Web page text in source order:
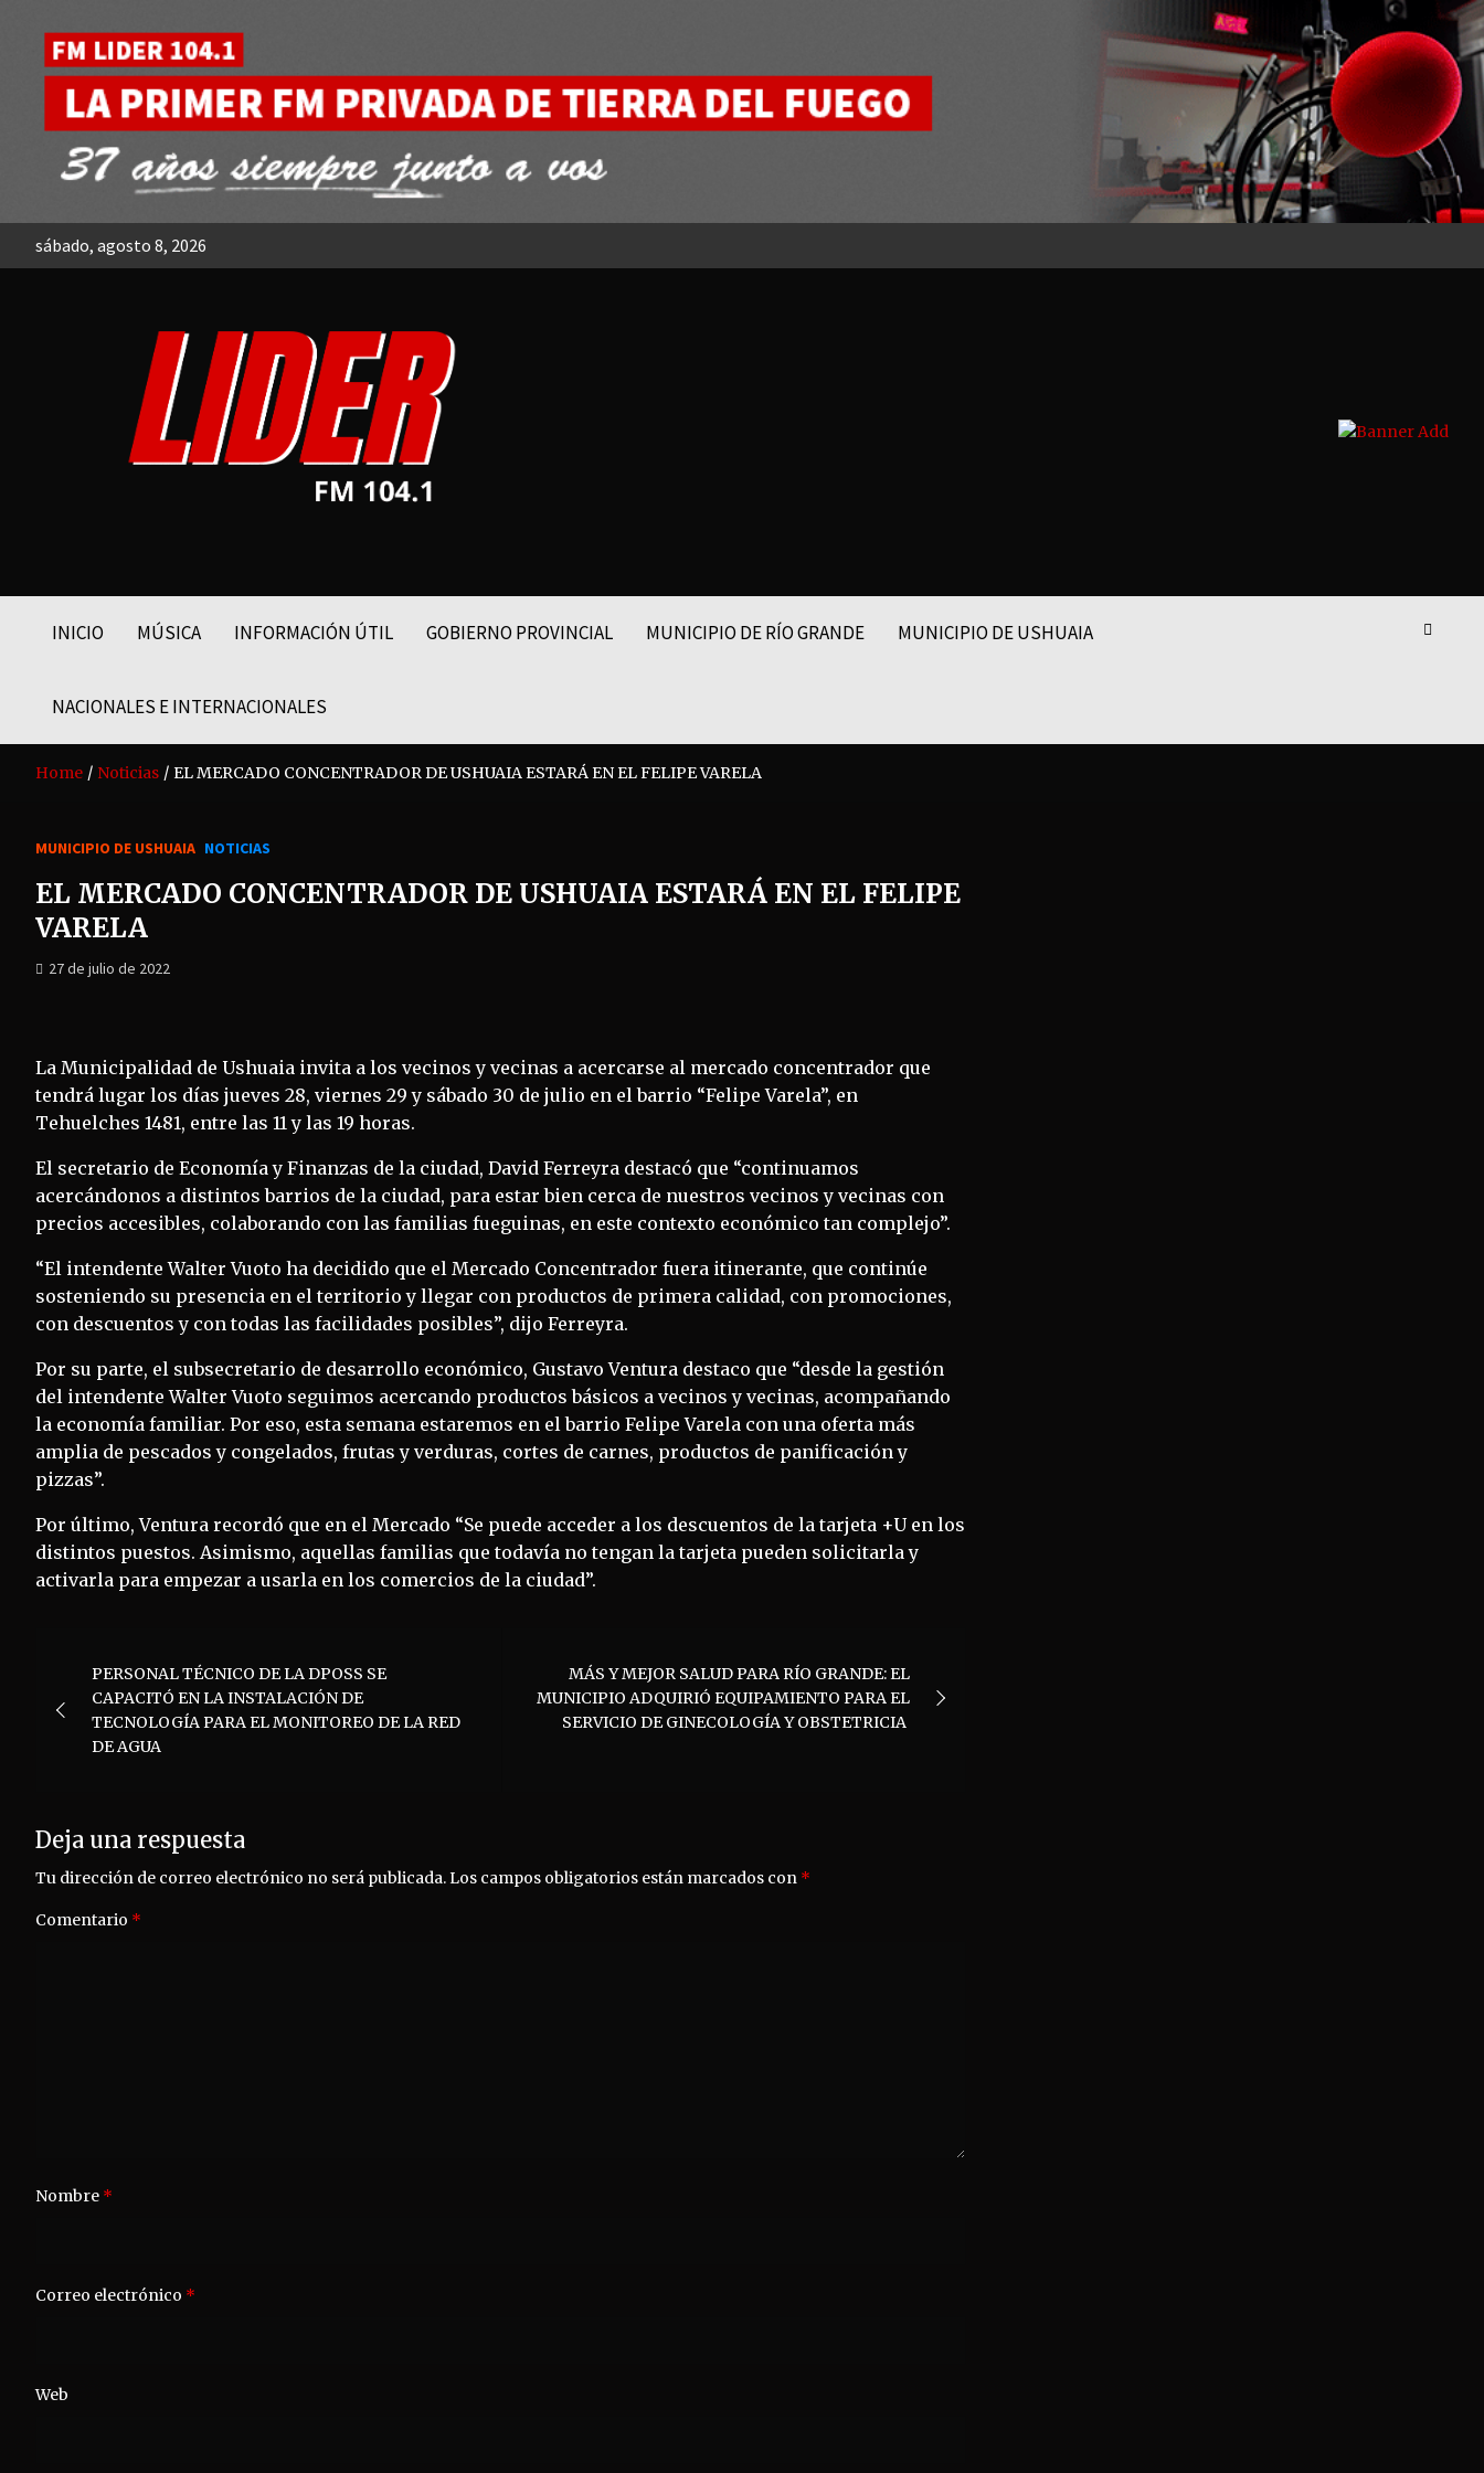
content
sábado, agosto 8, 2026
FM LIDER 104.1
INICIO MÚSICA INFORMACIÓN ÚTIL GOBIERNO PROVINCIAL MUNICIPIO DE RÍO GRANDE MUNICIPIO DE USHUAIA
NACIONALES E INTERNACIONALES
Home Noticias EL MERCADO CONCENTRADOR DE USHUAIA ESTARÁ EN EL FELIPE VARELA
MUNICIPIO DE USHUAIA NOTICIAS
EL MERCADO CONCENTRADOR DE USHUAIA ESTARÁ EN EL FELIPE
VARELA
27 de julio de 2022
La Municipalidad de Ushuaia invita a los vecinos y vecinas a acercarse al mercado concentrador que
tendrá lugar los días jueves 28, viernes 29 y sábado 30 de julio en el barrio “Felipe Varela”, en
Tehuelches 1481, entre las 11 y las 19 horas.
El secretario de Economía y Finanzas de la ciudad, David Ferreyra destacó que “continuamos
acercándonos a distintos barrios de la ciudad, para estar bien cerca de nuestros vecinos y vecinas con
precios accesibles, colaborando con las familias fueguinas, en este contexto económico tan complejo”.
“El intendente Walter Vuoto ha decidido que el Mercado Concentrador fuera itinerante, que continúe
sosteniendo su presencia en el territorio y llegar con productos de primera calidad, con promociones,
con descuentos y con todas las facilidades posibles”, dijo Ferreyra.
Por su parte, el subsecretario de desarrollo económico, Gustavo Ventura destaco que “desde la gestión
del intendente Walter Vuoto seguimos acercando productos básicos a vecinos y vecinas, acompañando
la economía familiar. Por eso, esta semana estaremos en el barrio Felipe Varela con una oferta más
amplia de pescados y congelados, frutas y verduras, cortes de carnes, productos de panificación y
pizzas”.
Por último, Ventura recordó que en el Mercado “Se puede acceder a los descuentos de la tarjeta +U en los
distintos puestos. Asimismo, aquellas familias que todavía no tengan la tarjeta pueden solicitarla y
activarla para empezar a usarla en los comercios de la ciudad”.
de
entradas
PERSONAL TÉCNICO DE LA DPOSS SE
CAPACITÓ EN LA INSTALACIÓN DE
TECNOLOGÍA PARA EL MONITOREO DE LA RED
DE AGUA
MÁS Y MEJOR SALUD PARA RÍO GRANDE: EL
MUNICIPIO ADQUIRIÓ EQUIPAMIENTO PARA EL
SERVICIO DE GINECOLOGÍA Y OBSTETRICIA
Deja una respuesta
Tu dirección de correo electrónico no será publicada.Los campos obligatorios están marcados con *
Comentario *
Nombre *
Correo electrónico *
Web